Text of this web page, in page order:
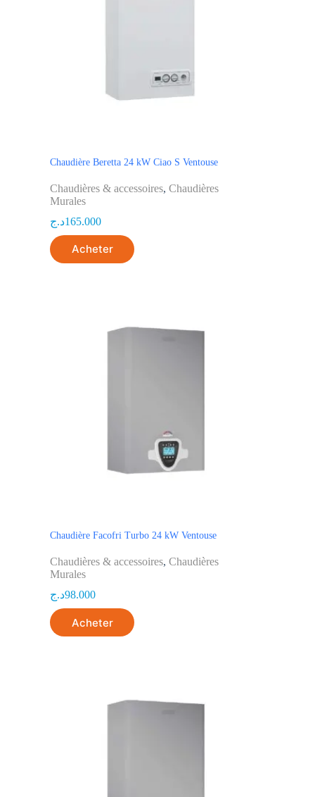
Chaudière Beretta 24 kW Ciao S Ventouse
Chaudières & accessoires, Chaudières
Murales
165.000د.ج
Acheter
Chaudière Facofri Turbo 24 kW Ventouse
Chaudières & accessoires, Chaudières
Murales
98.000د.ج
Acheter